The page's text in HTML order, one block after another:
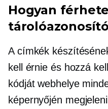
Hogyan
A címkék
kell érnie és hozzá
kódját webhelye
képernyőjén